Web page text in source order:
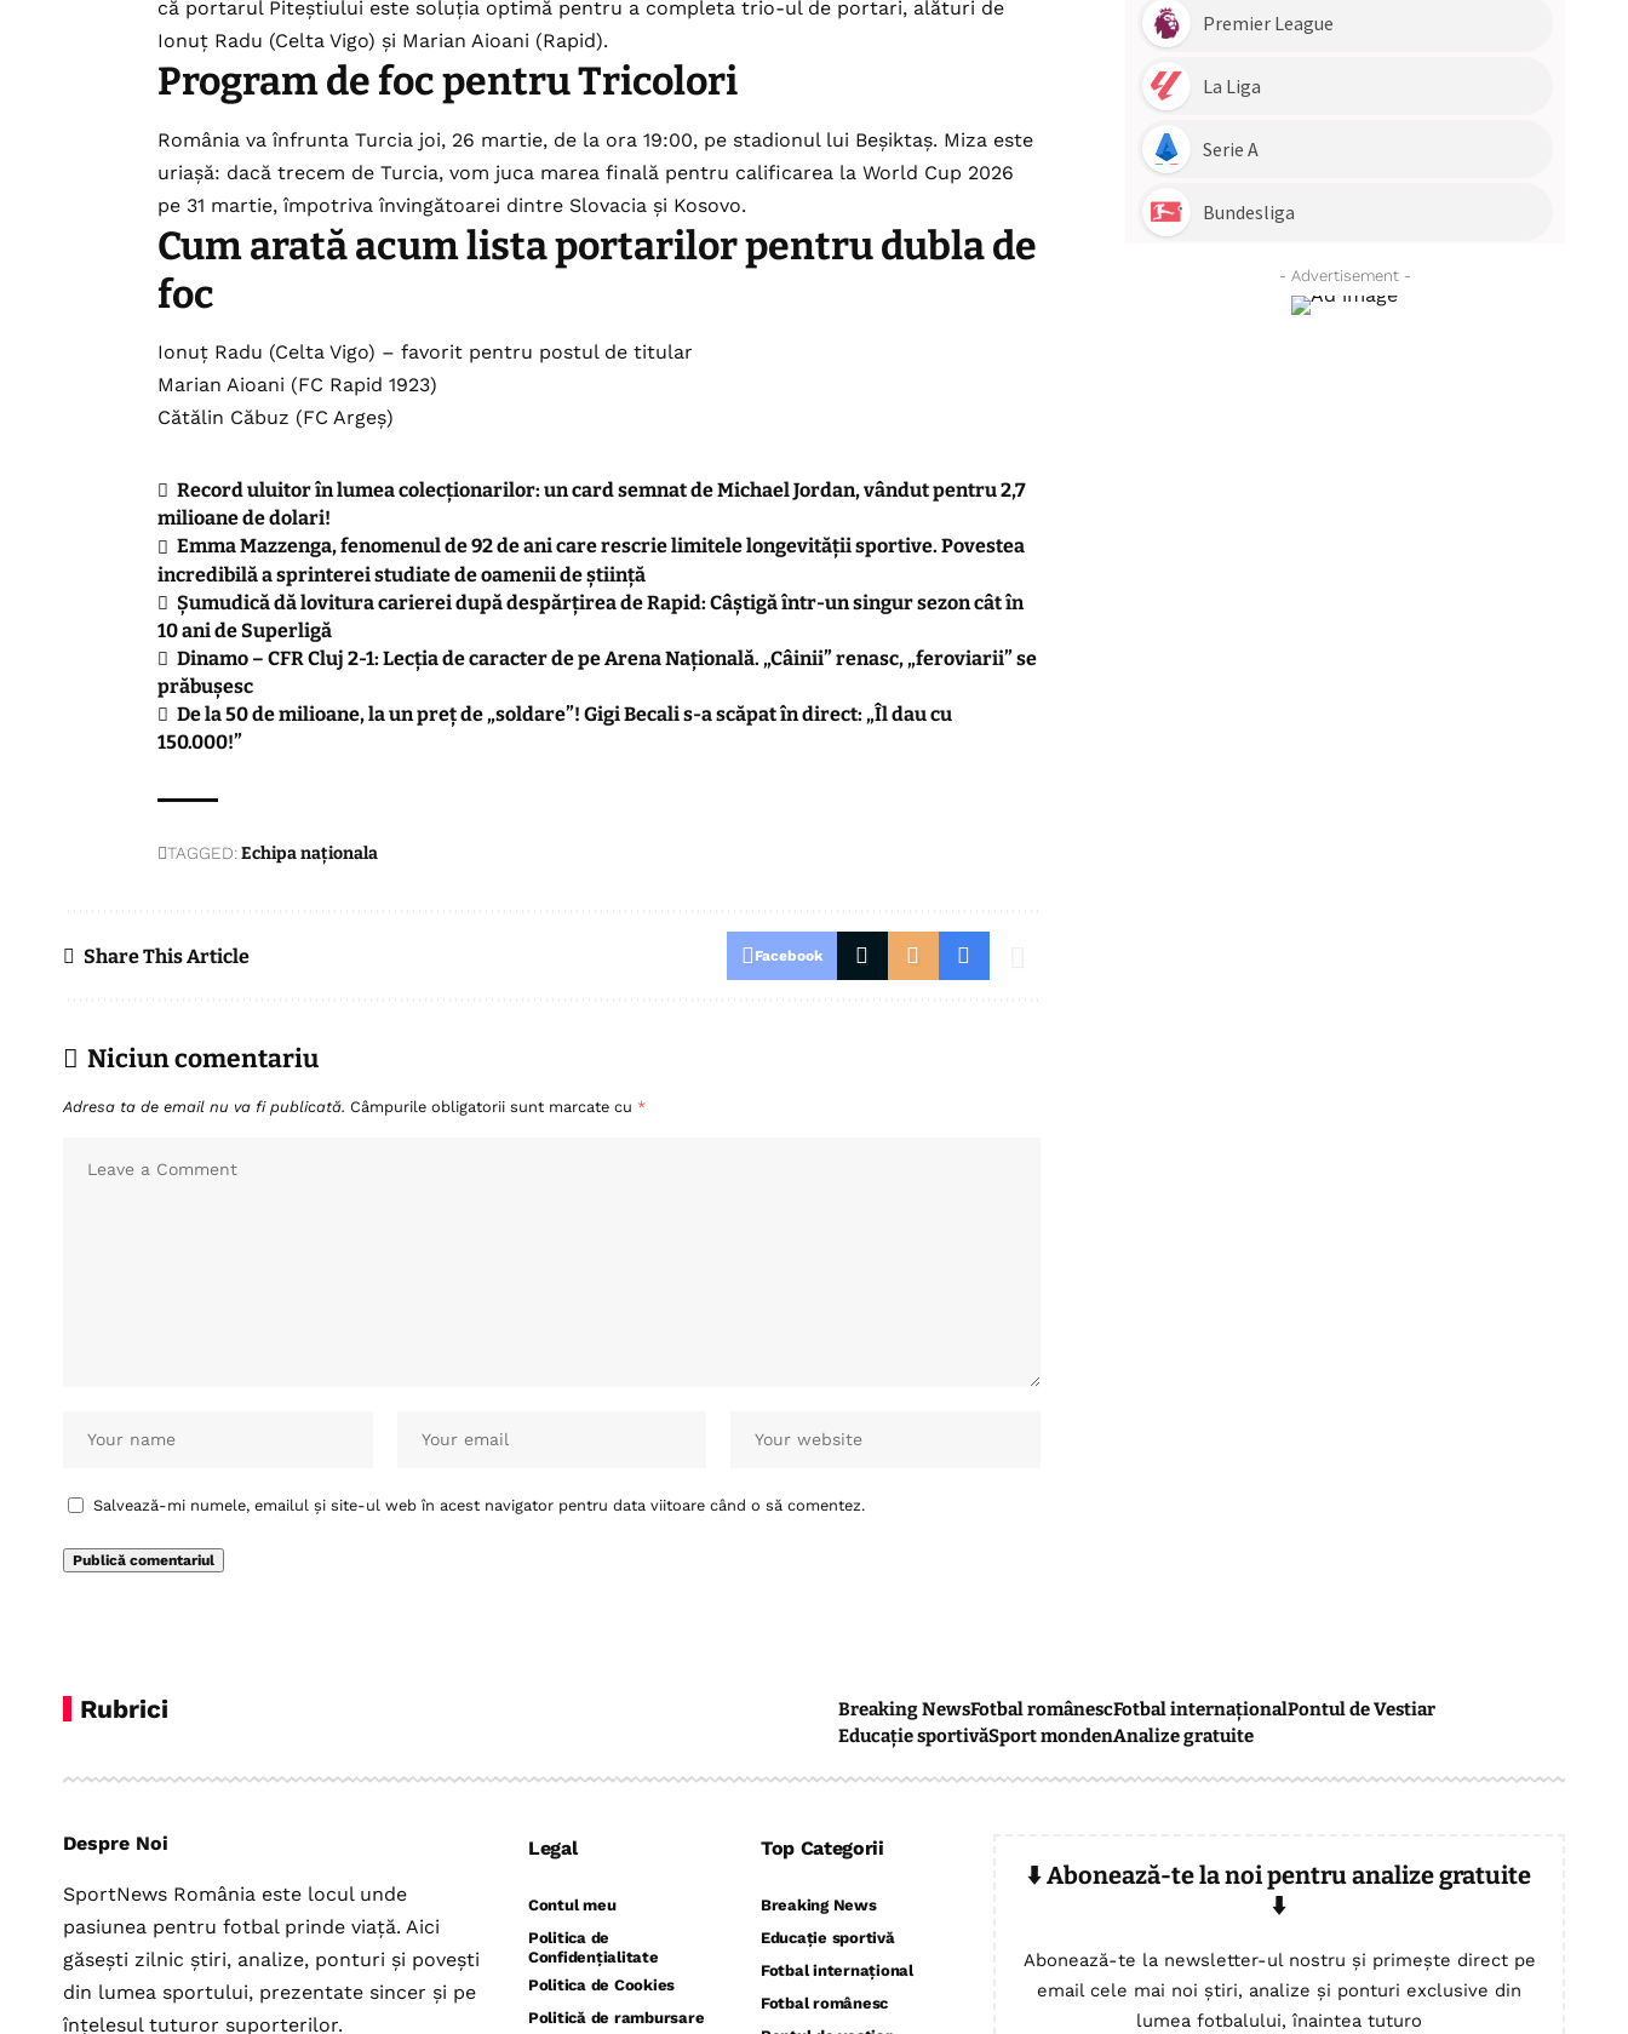
că portarul Piteștiului este soluția optimă pentru a completa trio-ul de portari, alături de
Ionuț Radu (Celta Vigo) și Marian Aioani (Rapid).
Program de foc pentru Tricolori
România va înfrunta Turcia joi, 26 martie, de la ora 19:00, pe stadionul lui Beşiktaş. Miza este
uriașă: dacă trecem de Turcia, vom juca marea finală pentru calificarea la World Cup 2026
pe 31 martie, împotriva învingătoarei dintre Slovacia și Kosovo.
Cum arată acum lista portarilor pentru dubla de
foc
Ionuț Radu (Celta Vigo) – favorit pentru postul de titular
​Marian Aioani (FC Rapid 1923)​
Cătălin Căbuz (FC Argeș)
Record uluitor în lumea colecționarilor: un card semnat de Michael Jordan, vândut pentru 2,7
milioane de dolari!
Emma Mazzenga, fenomenul de 92 de ani care rescrie limitele longevității sportive. Povestea
incredibilă a sprinterei studiate de oamenii de știință
Șumudică dă lovitura carierei după despărțirea de Rapid: Câștigă într-un singur sezon cât în
10 ani de Superligă
Dinamo – CFR Cluj 2-1: Lecția de caracter de pe Arena Națională. „Câinii” renasc, „feroviarii” se
prăbușesc
De la 50 de milioane, la un preț de „soldare”! Gigi Becali s-a scăpat în direct: „Îl dau cu
150.000!”
TAGGED:Echipa naționala
Share This Article Facebook
Niciun comentariu
Adresa ta de email nu va fi publicată. Câmpurile obligatorii sunt marcate cu *
Salvează-mi numele, emailul și site-ul web în acest navigator pentru data viitoare când o să comentez.
- Advertisement -
Rubrici Breaking NewsFotbal românescFotbal internaționalPontul de Vestiar
Educație sportivăSport mondenAnalize gratuite
Despre Noi
SportNews România este locul unde
pasiunea pentru fotbal prinde viață. Aici
găsești zilnic știri, analize, ponturi și povești
din lumea sportului, prezentate sincer și pe
înțelesul tuturor suporterilor.
Legal
Contul meu
Politica de
Confidențialitate
Politica de Cookies
Politică de rambursare
Top Categorii
Breaking News
Educație sportivă
Fotbal internațional
Fotbal românesc
⬇️ Abonează-te la noi pentru analize gratuite
⬇️
Abonează-te la newsletter-ul nostru și primește direct pe
email cele mai noi știri, analize și ponturi exclusive din
lumea fotbalului, înaintea tuturo